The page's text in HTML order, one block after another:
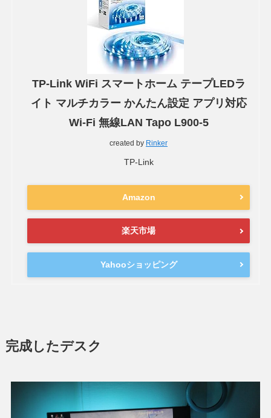
TP-Link WiFi スマートホーム テープLEDラ
イト マルチカラー かんたん設定 アプリ対応
Wi-Fi 無線LAN Tapo L900-5
created by Rinker
TP-Link
Amazon
楽天市場
Yahooショッピング
完成したデスク